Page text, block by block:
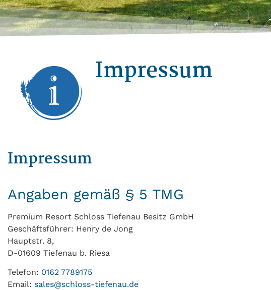
PREMIUM
RESORT
Schloss
Tiefenau
Impressum
Impressum
Angaben gemäß § 5 TMG
Premium Resort Schloss Tiefenau Besitz GmbH
Geschäftsführer: Henry de Jong
Hauptstr. 8,
D-01609 Tiefenau b. Riesa
Telefon: 0162 7789175
Email: sales@schloss-tiefenau.de